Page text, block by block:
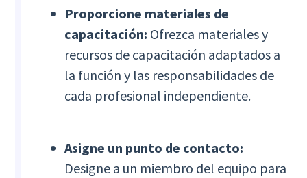
Proporcione materiales de
capacitación: Ofrezca materiales y
recursos de capacitación adaptados a
la función y las responsabilidades de
cada profesional independiente.
Asigne un punto de contacto:
Designe a un miembro del equipo para